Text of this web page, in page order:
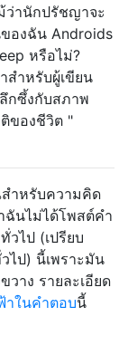
านักปรัชญาจะ
องฉัน Androids
หรือไม่?
สำหรับผู้เขียน
กซึ้งกับสภาพ
ของชีวิต "
ำหรับความคิด
นไม่ได้โพสต์คำ
วไป (เปรียบ
ไป) นี้เพราะมัน
วาง รายละเอียด
าในคำตอบนี้